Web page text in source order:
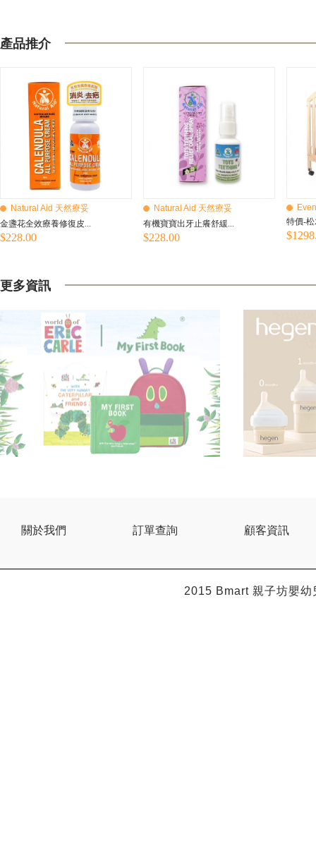
產品推介
Natural Aid 天然療妥
金盞花全效療養修復皮...
$228.00
Natural Aid 天然療妥
有機寶寶出牙止癢舒緩...
$228.00
特價-
更多資訊
關於我們 訂單查詢 顧客資訊
2015 Bmart親子坊嬰幼